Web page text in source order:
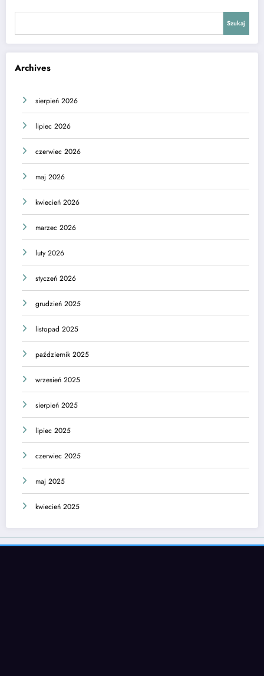
Szukaj
Archives
sierpień 2026
lipiec 2026
czerwiec 2026
maj 2026
kwiecień 2026
marzec 2026
luty 2026
styczeń 2026
grudzień 2025
listopad 2025
październik 2025
wrzesień 2025
sierpień 2025
lipiec 2025
czerwiec 2025
maj 2025
kwiecień 2025